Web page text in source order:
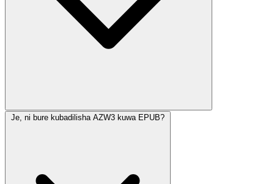
Je, ni bure kubadilisha AZW3 kuwa EPUB?